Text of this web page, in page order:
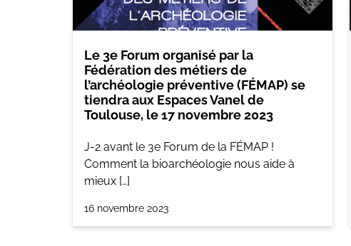
Le 3e Forum organisé par la
Fédération des métiers de
l’archéologie préventive (FÉMAP) se
tiendra aux Espaces Vanel de
Toulouse, le 17 novembre 2023
J-2 avant le 3e Forum de la FÉMAP !
Comment la bioarchéologie nous aide à
mieux […]
16 novembre 2023